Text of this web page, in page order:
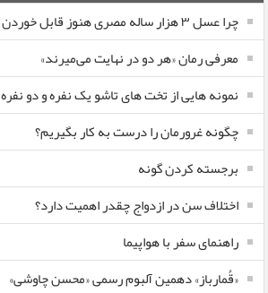
چرا عسل ۳ هزار ساله‌ مصری هنوز قابل خوردن است؟
معرفی رمان «هر دو در نهایت می‌میرند»
نمونه هایی از تخت های تاشو یک نفره و دو نفره
چگونه غرورمان را درست به کار بگیریم؟
برجسته کردن گونه
اختلاف سن در ازدواج چقدر اهمیت دارد؟
راهنمای سفر با هواپیما
«قُمارباز» دهمین آلبوم رسمی «محسن چاوشی»